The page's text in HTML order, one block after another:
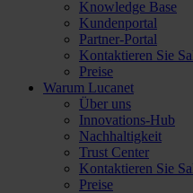
Knowledge Base
Kundenportal
Partner-Portal
Kontaktieren Sie
Preise
Warum Lucanet
Über uns
Innovations-Hub
Nachhaltigkeit
Trust Center
Kontaktieren Sie
Preise